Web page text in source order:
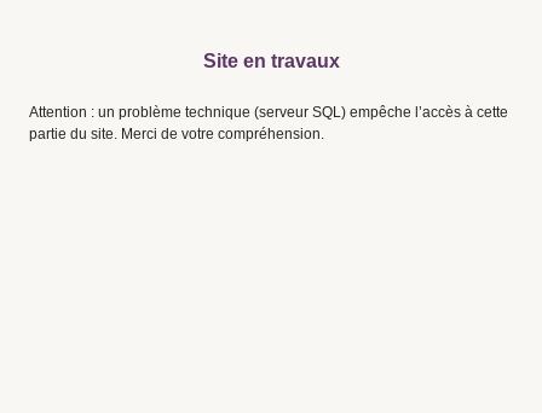
Site en travaux
Attention : un problème technique (serveur SQL) empêche l’accès à cette
partie du site. Merci de votre compréhension.